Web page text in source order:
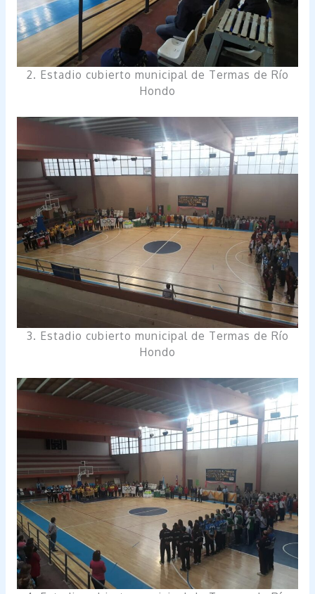
2. Estadio cubierto municipal de Termas de Río
Hondo
3. Estadio cubierto municipal de Termas de Río
Hondo